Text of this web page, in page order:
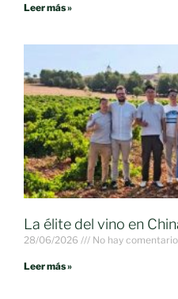
Leer más »
La élite del vino en
28/06/2026 No hay
Leer más »